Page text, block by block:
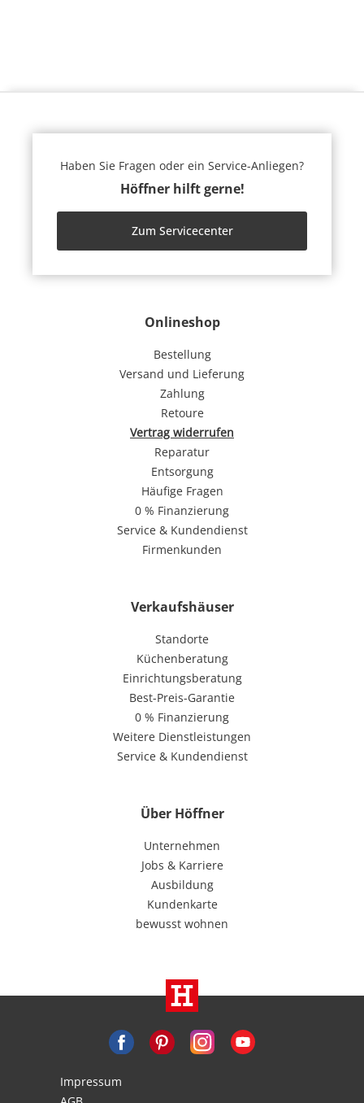
Onlineshop
Bestellung
Versand und Lieferung
Zahlung
Retoure
Vertrag widerrufen
Reparatur
Entsorgung
Häufige Fragen
0 % Finanzierung
Service & Kundendienst
Firmenkunden
Verkaufshäuser
Standorte
Küchenberatung
Einrichtungsberatung
Best-Preis-Garantie
0 % Finanzierung
Weitere Dienstleistungen
Service & Kundendienst
Über Höffner
Unternehmen
Jobs & Karriere
Ausbildung
Kundenkarte
bewusst wohnen
Haben Sie Fragen oder ein Service-Anliegen?
Höffner hilft gerne!
Zum Servicecenter
Impressum